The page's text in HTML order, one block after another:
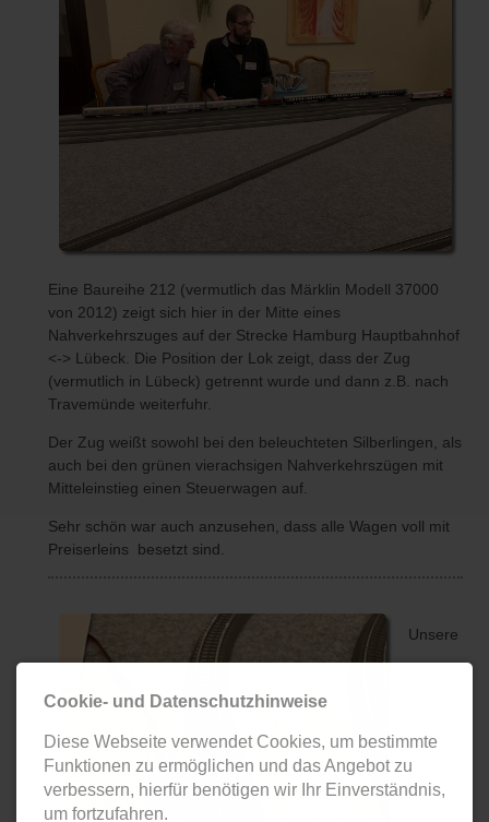
Eine Baureihe 212 (vermutlich das Märklin Modell 37000
von 2012) zeigt sich hier in der Mitte eines
Nahverkehrszuges auf der Strecke Hamburg Hauptbahnhof
<-> Lübeck. Die Position der Lok zeigt, dass der Zug
(vermutlich in Lübeck) getrennt wurde und dann z.B. nach
Travemünde weiterfuhr.
Der Zug weißt sowohl bei den beleuchteten Silberlingen, als
auch bei den grünen vierachsigen Nahverkehrszügen mit
Mitteleinstieg einen Steuerwagen auf.
Sehr schön war auch anzusehen, dass alle Wagen voll mit
Preiserleins besetzt sind.
Unsere
Cookie- und Datenschutzhinweise
Diese Webseite verwendet Cookies, um bestimmte
Funktionen zu ermöglichen und das Angebot zu
verbessern, hierfür benötigen wir Ihr Einverständnis,
um fortzufahren.